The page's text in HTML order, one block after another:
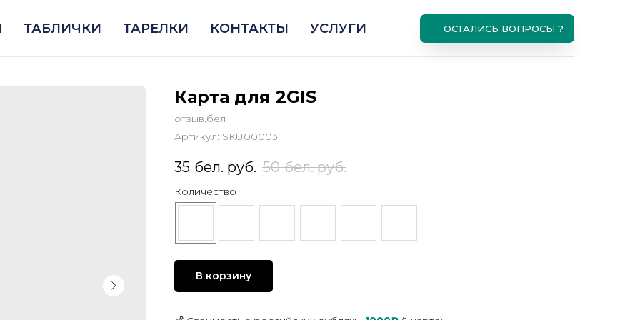
ТАБЛИЧКИ ТАРЕЛКИ КОНТАКТЫ УСЛУГИ ОСТАЛИСЬ ВОПРОСЫ ?
Карта для 2GIS
отзыв.бел
Артикул: SKU00003
35 бел. руб. 50 бел. руб.
Количество
В корзину